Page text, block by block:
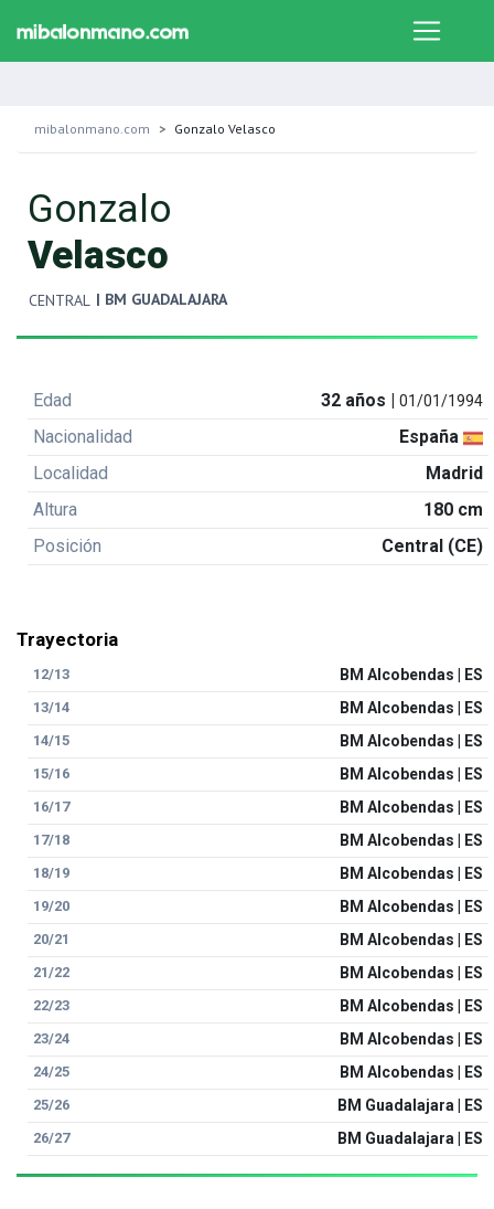
mibalonmano.com Gonzalo Velasco
Gonzalo
Velasco
CENTRAL | BM GUADALAJARA
Edad 32 años |01/01/1994
Nacionalidad
España
Localidad
Madrid
Altura
180 cm
Posición
Central (CE)
Trayectoria
12/13 BM Alcobendas | ES
13/14 BM Alcobendas | ES
14/15 BM Alcobendas | ES
15/16 BM Alcobendas | ES
16/17 BM Alcobendas | ES
17/18 BM Alcobendas | ES
18/19 BM Alcobendas | ES
19/20 BM Alcobendas | ES
20/21 BM Alcobendas | ES
21/22 BM Alcobendas | ES
22/23 BM Alcobendas | ES
23/24 BM Alcobendas | ES
24/25 BM Alcobendas | ES
25/26 BM Guadalajara | ES
26/27 BM Guadalajara | ES